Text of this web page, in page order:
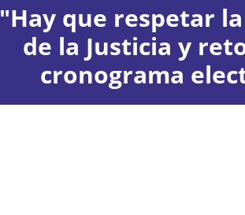
"Hay que respetar
de la Justicia y
cronograma